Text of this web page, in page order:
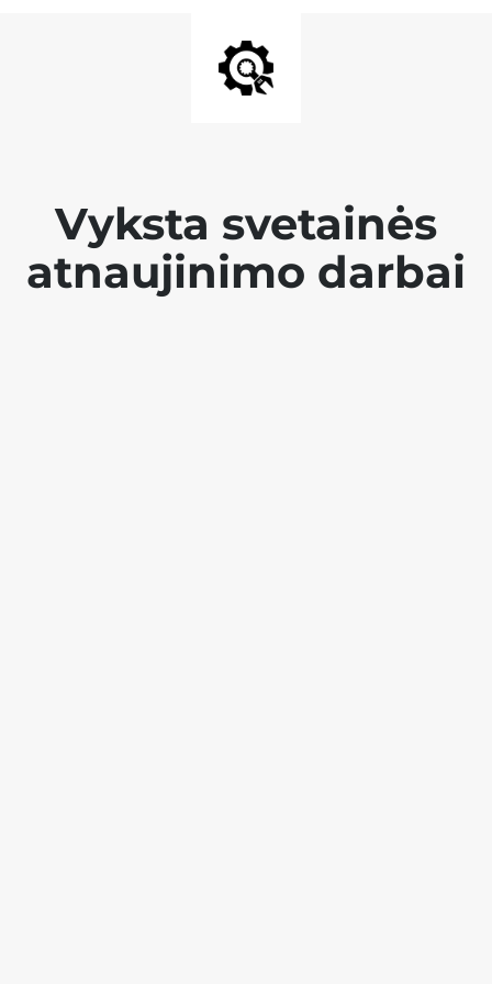
Vyksta svetainės
atnaujinimo darbai